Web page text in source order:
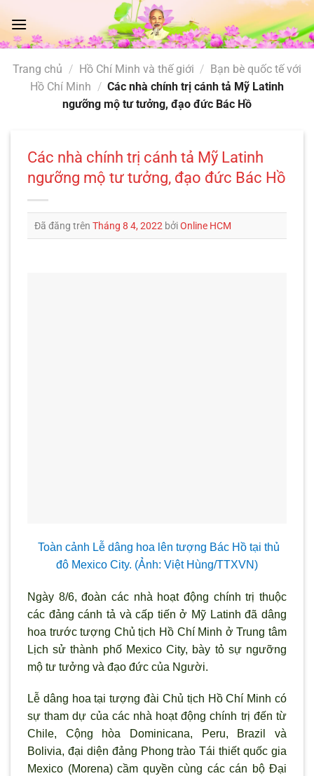
đến
nội
Trang chủ / Hồ Chí Minh và thế giới / Bạn bè quốc tế với
Hồ Chí Minh / Các nhà chính trị cánh tả Mỹ Latinh
ngưỡng mộ tư tưởng, đạo đức Bác Hồ
Các nhà chính trị cánh tả Mỹ Latinh
ngưỡng mộ tư tưởng, đạo đức Bác Hồ
Đã đăng trên Tháng 8 4, 2022 bởiOnline HCM
Toàn cảnh Lễ dâng hoa lên tượng Bác Hồ tại thủ
đô Mexico City. (Ảnh: Việt Hùng/TTXVN)
Ngày 8/6, đoàn các nhà hoạt động chính trị thuộc
các đảng cánh tả và cấp tiến ở Mỹ Latinh đã dâng
hoa trước tượng Chủ tịch Hồ Chí Minh ở Trung tâm
Lịch sử thành phố Mexico City, bày tỏ sự ngưỡng
mộ tư tưởng và đạo đức của Người.
Lễ dâng hoa tại tượng đài Chủ tịch Hồ Chí Minh có
sự tham dự của các nhà hoạt động chính trị đến từ
Chile, Cộng hòa Dominicana, Peru, Brazil và
Bolivia, đại diện đảng Phong trào Tái thiết quốc gia
Mexico (Morena) cầm quyền cùng các cán bộ Đại